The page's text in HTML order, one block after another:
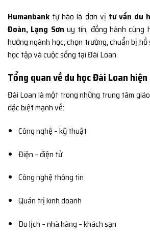
Humanbank tự hào là đơn vị tư vấn du
Đoàn, Lạng Sơn uy tín, đồng hành cùng
hướng ngành học, chọn trường, chuẩn bị
học tập và cuộc sống tại Đài Loan.
Tổng quan về du học Đài Loan
Đài Loan là một trong những trung tâm
đặc biệt mạnh về:
Công nghệ – kỹ thuật
Điện – điện tử
Công nghệ thông tin
Quản trị kinh doanh
Du lịch – nhà hàng – khách sạn